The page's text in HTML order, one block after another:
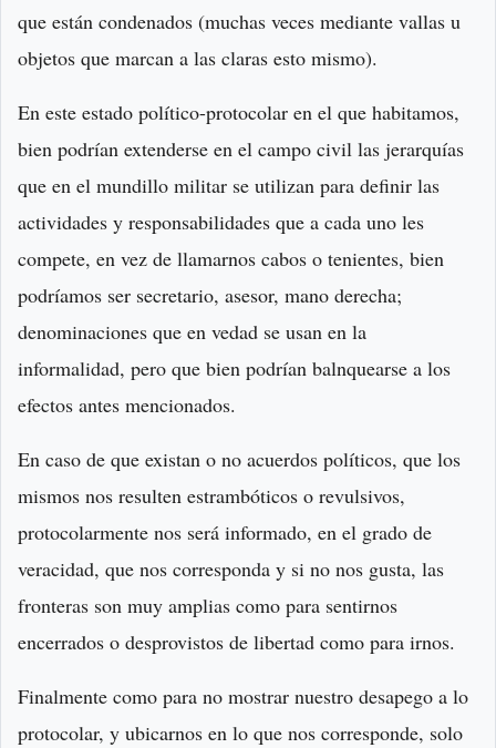
que están condenados (muchas veces mediante vallas u
objetos que marcan a las claras esto mismo).
En este estado político-protocolar en el que habitamos,
bien podrían extenderse en el campo civil las jerarquías
que en el mundillo militar se utilizan para definir las
actividades y responsabilidades que a cada uno les
compete, en vez de llamarnos cabos o tenientes, bien
podríamos ser secretario, asesor, mano derecha;
denominaciones que en vedad se usan en la
informalidad, pero que bien podrían balnquearse a los
efectos antes mencionados.
En caso de que existan o no acuerdos políticos, que los
mismos nos resulten estrambóticos o revulsivos,
protocolarmente nos será informado, en el grado de
veracidad, que nos corresponda y si no nos gusta, las
fronteras son muy amplias como para sentirnos
encerrados o desprovistos de libertad como para irnos.
Finalmente como para no mostrar nuestro desapego a lo
protocolar, y ubicarnos en lo que nos corresponde, solo